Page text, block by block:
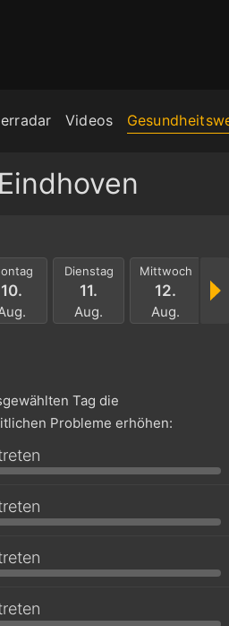
Videos
10.
Dienstag
11.
Aug.
Mittwoch
12.
Aug.
Tag die
Probleme erhöhen: